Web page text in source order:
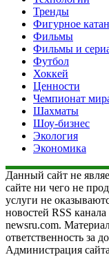
Тренды
Фигурное
Фильмы
Фильмы и
Футбол
Хоккей
Ценности
Чемпионат
Шахматы
Шоу-бизнес
Экология
Экономика
Данный сайт не
сайте ни чего не
услуги не
новостей RSS
newsru.com.
ответственность за
Администрация